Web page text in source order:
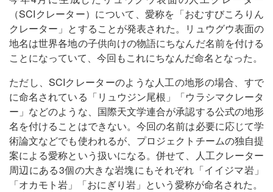
（SCIクレーター）について、愛称を「おむすびころりん
クレーター」とすることが発表された。リュウグウ表面の
地名は世界各地の子供向けの物語にちなんだ名前を付ける
ことになっていて、今回もこれにちなんだ命名となった。
ただし、SCIクレーターのような人工の地形の場合、すで
に命名されている「リュウジン尾根」「ウラシマクレータ
ー」などのような、国際天文学連合が承認する公式の地形
名を付けることはできない。今回の名前は必要に応じて学
術論文などでも使われるが、プロジェクトチームの独自提
案による愛称という扱いになる。併せて、人工クレーター
周辺にある3個の大きな岩塊にもそれぞれ「イイジマ岩」
「オカモト岩」「おにぎり岩」という愛称が命名された。